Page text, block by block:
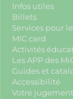
Infos utiles
Billets
Services pour
MIC card
Activités
Les APP des
Guides et
Accessibilité
Votre jugement